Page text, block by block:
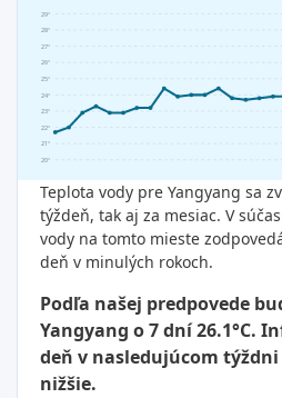
20°
21°
22°
23°
24°
25°
26°
27°
28°
29°
Teplota vody pre Yangyang sa
týždeň, tak aj za mesiac. V
vody na tomto mieste
deň v minulých rokoch.
Podľa našej predpovede
Yangyang o 7 dní 26.1°C.
deň v nasledujúcom
nižšie.